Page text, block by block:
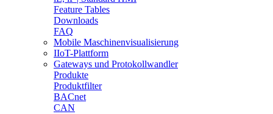
Feature Tables
Downloads
FAQ
Mobile Maschinenvisualisierung
IIoT-Plattform
Gateways und Protokollwandler
Produkte
Produktfilter
BACnet
CAN